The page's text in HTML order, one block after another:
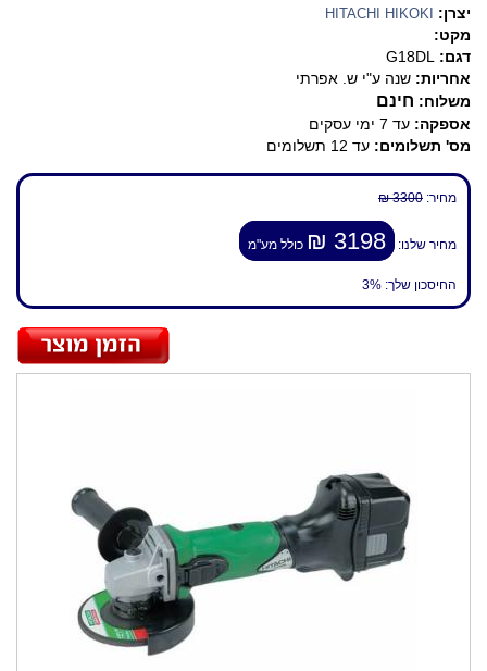
יצרן: HITACHI HIKOKI
מקט:
דגם:
G18DL
אחריות: שנה ע"י ש. אפרתי
משלוח: חינם
אספקה: עד 7 ימי עסקים
מס' תשלומים: עד 12 תשלומים
מחיר: 3300 ₪
מחיר שלנו: 3198 ₪ כולל מע"מ
החיסכון שלך: 3%